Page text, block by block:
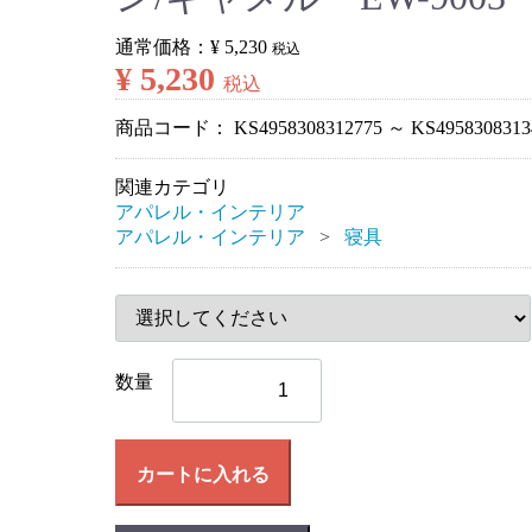
通常価格： ¥ 5,230 税込
¥ 5,230 税込
商品コード： KS4958308312775 ～
関連カテゴリ
アパレル・インテリア
アパレル・インテリア
寝具
数量
カートに入れる